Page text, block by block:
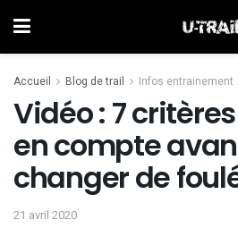
Accueil Blog de trail Infos entrainement
Vidéo : 7
en compte
changer de
21 avril 2020